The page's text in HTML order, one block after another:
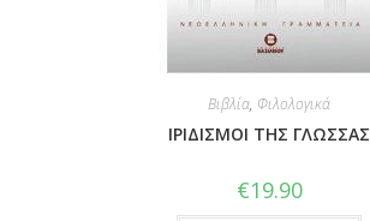
Βιβλία, Φιλολογικά
ΙΡΙΔΙΣΜΟΙ ΤΗΣ ΓΛΩΣΣΑΣ
€19.90